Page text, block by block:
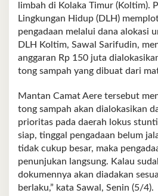
limbah di Kolaka Timur (Koltim).
Lingkungan Hidup (DLH)
pengadaan melalui dana alokasi
DLH Koltim, Sawal Sarifudin,
anggaran Rp 150 juta
tong sampah yang dibuat dari
Mantan Camat Aere tersebut
tong sampah akan dialokasikan
prioritas pada daerah lokus
siap, tinggal pengadaan belum
tidak cukup besar, maka
penunjukan langsung. Kalau
dokumennya akan diadakan
berlaku,” kata Sawal, Senin (5/4).